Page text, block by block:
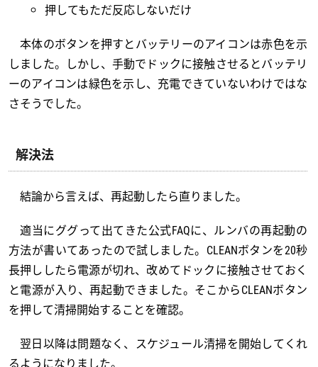
押してもただ反応しないだけ
本体のボタンを押すとバッテリーのアイコンは赤色を示
しました。しかし、手動でドックに接触させるとバッテリ
ーのアイコンは緑色を示し、充電できていないわけではな
さそうでした。
解決法
結論から言えば、再起動したら直りました。
適当にググって出てきた公式FAQに、ルンバの再起動の
方法が書いてあったので試しました。CLEANボタンを20秒
長押ししたら電源が切れ、改めてドックに接触させておく
と電源が入り、再起動できました。そこからCLEANボタン
を押して清掃開始することを確認。
翌日以降は問題なく、スケジュール清掃を開始してくれ
るようになりました。